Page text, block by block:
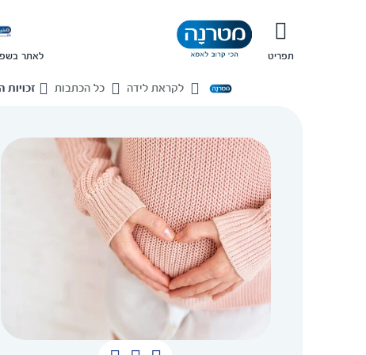
תפריט לאתר
בית
לקראת לידה כל הכתבות